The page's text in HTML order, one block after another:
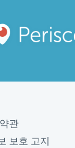
관
보호 고지